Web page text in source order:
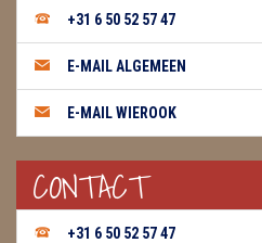
+31 6 50 52 57 47
E-MAIL ALGEMEEN
E-MAIL WIEROOK
CONTACT
+31 6 50 52 57 47